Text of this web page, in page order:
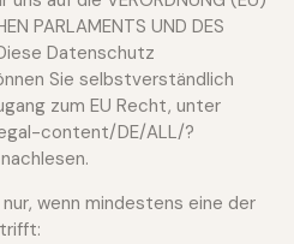
PARLAMENTS UND DES
Datenschutz
Sie selbstverständlich
zum EU Recht, unter
content/DE/ALL/?
nachlesen.
wenn mindestens eine der